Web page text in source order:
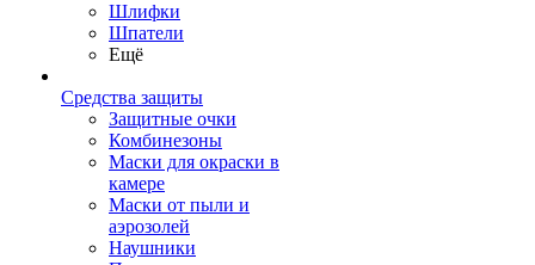
Шлифки
Шпатели
Ещё
Средства защиты
Защитные очки
Комбинезоны
Маски для окраски в
камере
Маски от пыли и
аэрозолей
Наушники